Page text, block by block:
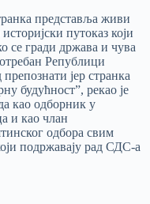
представља живи
путоказ који
се гради држава и чува
Републици
јер странка
будућност”, рекао је
као одборник у
и као члан
одбора свим
подржавају рад СДС-а